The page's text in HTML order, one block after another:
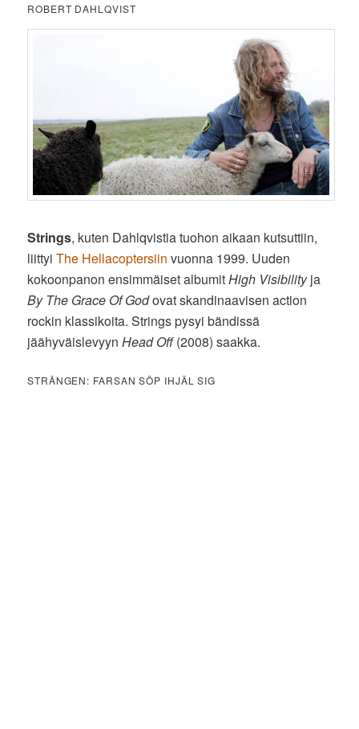
ROBERT DAHLQVIST
Strings, kuten Dahlqvistia tuohon aikaan kutsuttiin,
liittyiThe Hellacoptersiin vuonna 1999. Uuden
kokoonpanon ensimmäiset albumitHigh Visibilityja
By The Grace Of Godovat skandinaavisen action
rockin klassikoita. Strings pysyi bändissä
jäähyväislevyynHead Off(2008) saakka.
STRÄNGEN: FARSAN SÖP IHJÄL SIG